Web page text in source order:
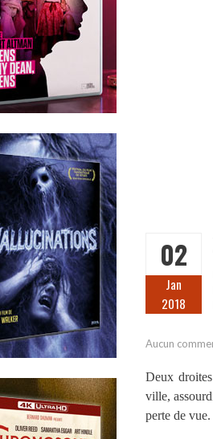
02
Jan
2018
Aucun
Deux
ville,
perte de vue.